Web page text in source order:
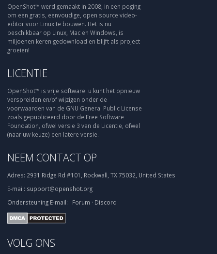
OpenShot™ werd gemaakt in 2008, in een poging
om een gratis, eenvoudige, open source video-
editor voor Linux te bouwen. Het is nu
beschikbaar op Linux, Mac en Windows, is
miljoenen keren gedownload en blijft als project
groeien!
LICENTIE
OpenShot™ is vrije software: u kunt het opnieuw
verspreiden en/of wijzigen onder de
voorwaarden van de GNU General Public License
zoals gepubliceerd door de Free Software
Foundation, ofwel versie 3 van de Licentie, ofwel
(naar uw keuze) een latere versie.
NEEM CONTACT OP
Adres: 2931 Ridge Rd #101, Rockwall, TX 75032, United States
E-mail: support@openshot.org
Ondersteuning E-mail: · Forum · Discord
VOLG ONS